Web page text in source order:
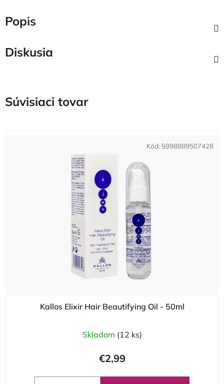
Popis
Diskusia
Súvisiaci tovar
Kallos Elixir Hair Beautifying Oil - 50ml
Skladom (12 ks)
€2,99
Kód: 5998889507428